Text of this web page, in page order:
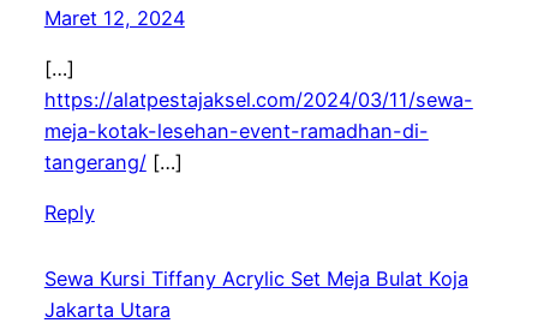
Maret 12, 2024
[…]
https://alatpestajaksel.com/2024/03/11/sewa-
meja-kotak-lesehan-event-ramadhan-di-
tangerang/[…]
Reply
Sewa Kursi Tiffany Acrylic Set Meja Bulat Koja
Jakarta Utara